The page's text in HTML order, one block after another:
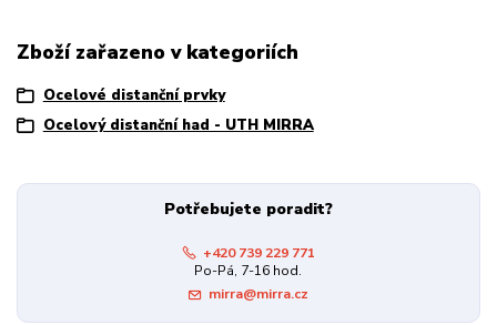
Zboží zařazeno v kategoriích
Ocelové distanční prvky
Ocelový distanční had - UTH MIRRA
Potřebujete poradit?
+420 739 229 771
Po-Pá, 7-16 hod.
mirra@mirra.cz